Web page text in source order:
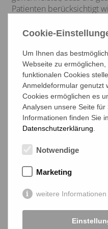
Patienten berücksichtigt
altersassoziierten und
Versorgung. Schon
Jährigen drei oder mehr
Erkrankungen
40 % der Frauen in
mehr Wirkstoffe in
von
vier Arzneiwirkstoffen im
der Folge von 10,2 %
Krankenhausein-
700-800 Millionen Euro
enormen Anteil der
Menschen – und das
Risiko für Demenz. Er
Verschleierung durch
Zolpidem –, die nicht
Medikationsplan gerade
Cookie-
Um Ihnen das
Webseite zu
funktionalen Cookies
Anmeldeformular genutzt
Cookies ermöglichen es
Analysen unsere Seite für
Informationen finden Sie
Datenschutzerklärung.
Notwendige
Marketing
weitere